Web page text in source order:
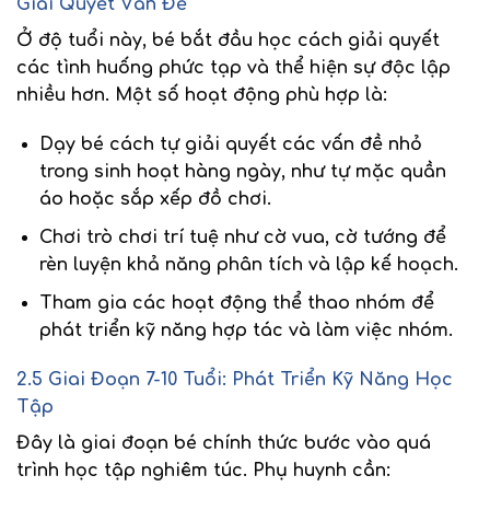
Giải Quyết Vấn Đề
Ở độ tuổi này, bé bắt đầu học cách giải quyết
các tình huống phức tạp và thể hiện sự độc lập
nhiều hơn. Một số hoạt động phù hợp là:
Dạy bé cách tự giải quyết các vấn đề nhỏ
trong sinh hoạt hàng ngày, như tự mặc quần
áo hoặc sắp xếp đồ chơi.
Chơi trò chơi trí tuệnhư cờ vua, cờ tướng để
rèn luyện khả năng phân tích và lập kế hoạch.
Tham gia các hoạt động thể thao nhóm để
phát triển kỹ năng hợp tác và làm việc nhóm.
2.5 Giai Đoạn 7-10 Tuổi: Phát Triển Kỹ Năng Học
Tập
Đây là giai đoạn bé chính thức bước vào quá
trình học tập nghiêm túc. Phụ huynh cần: